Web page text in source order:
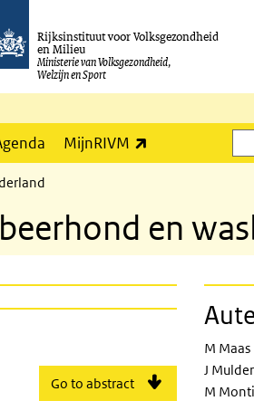
Rijksinstituut voor Volksgezondheid
en Milieu
Ministerie van Volksgezondheid,
Welzijn en Sport
MijnRIVM
Zoeken
en
in the Netherlands
Go to abstract
M Maas
J Mulder
M